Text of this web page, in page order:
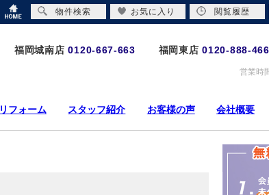
福岡城南店 0120-667-663 福岡東店 0120-888-466
営業時
リフォーム スタッフ紹介 お客様の声 会社概要
物件検索 お気に入り 閲覧履歴